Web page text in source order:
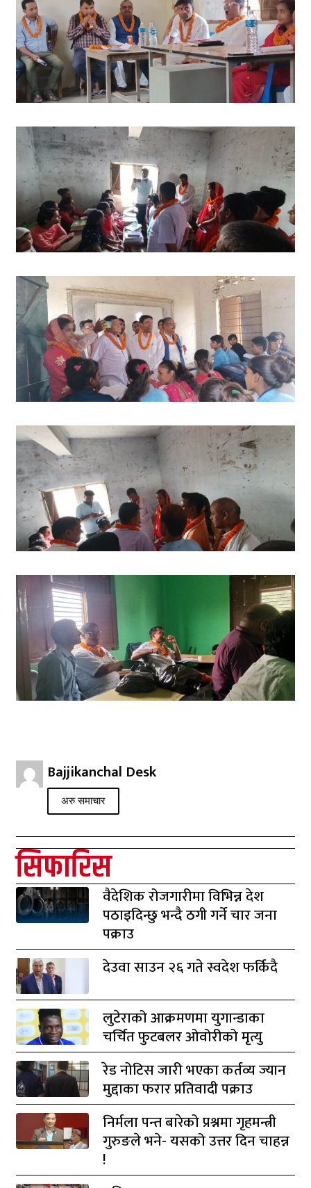
Bajjikanchal Desk
अरु समाचार
सिफारिस
वैदेशिक रोजगारीमा विभिन्न देश
पठाइदिन्छु भन्दै ठगी गर्ने चार जना
पक्राउ
देउवा साउन २६ गते स्वदेश फर्किदै
लुटेराको आक्रमणमा युगान्डाका
चर्चित फुटबलर ओवोरीको मृत्यु
रेड नोटिस जारी भएका कर्तव्य ज्यान
मुद्दाका फरार प्रतिवादी पक्राउ
निर्मला पन्त बारेको प्रश्नमा गृहमन्त्री
गुरुङले भने- यसको उत्तर दिन चाहन्न
!